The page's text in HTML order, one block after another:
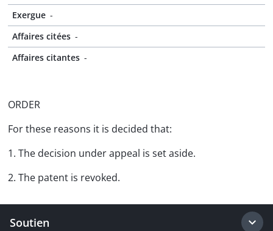
Exergue -
Affaires citées -
Affaires citantes -
ORDER
For these reasons it is decided that:
1. The decision under appeal is set aside.
2. The patent is revoked.
Soutien